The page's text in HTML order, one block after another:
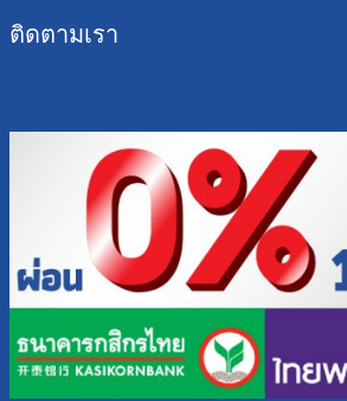
ติดตามเรา